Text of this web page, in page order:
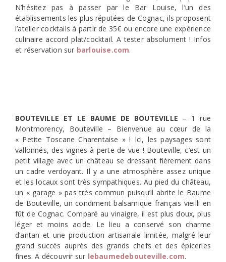
N’hésitez pas à passer par le Bar Louise, l’un des
établissements les plus réputées de Cognac, ils proposent
l’atelier cocktails à partir de 35€ ou encore une expérience
culinaire accord plat/cocktail. A tester absolument ! Infos
et réservation sur barlouise.com.
BOUTEVILLE ET LE BAUME DE BOUTEVILLE – 1 rue
Montmorency, Bouteville – Bienvenue au cœur de la
« Petite Toscane Charentaise » ! Ici, les paysages sont
vallonnés, des vignes à perte de vue ! Bouteville, c’est un
petit village avec un château se dressant fièrement dans
un cadre verdoyant. Il y a une atmosphère assez unique
et les locaux sont très sympathiques. Au pied du château,
un « garage » pas très commun puisqu’il abrite le Baume
de Bouteville, un condiment balsamique français vieilli en
fût de Cognac. Comparé au vinaigre, il est plus doux, plus
léger et moins acide. Le lieu a conservé son charme
d’antan et une production artisanale limitée, malgré leur
grand succès auprès des grands chefs et des épiceries
fines. A découvrir sur lebaumedebouteville.com.